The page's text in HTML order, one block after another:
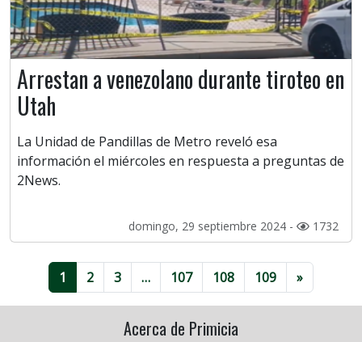
Arrestan a venezolano durante tiroteo en
Utah
La Unidad de Pandillas de Metro reveló esa
información el miércoles en respuesta a preguntas de
2News.
domingo, 29 septiembre 2024 - 1732
1 2 3 … 107 108 109 »
Acerca de Primicia